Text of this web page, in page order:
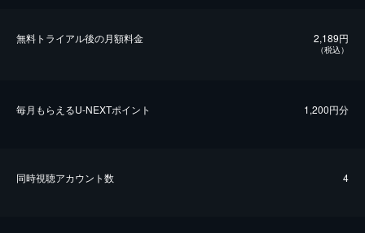
無料トライアル後の⽉額料金 2,189円
（税込）
毎⽉もらえるU-NEXTポイント 1,200円分
同時視聴アカウント数 4